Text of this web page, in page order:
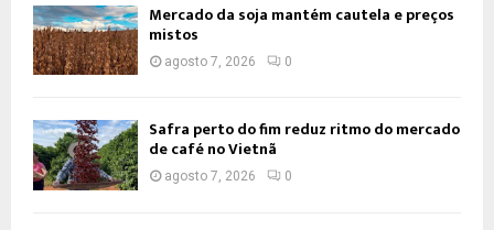
Mercado da soja mantém cautela e preços
mistos
agosto 7, 2026 0
Safra perto do fim reduz ritmo do mercado
de café no Vietnã
agosto 7, 2026 0